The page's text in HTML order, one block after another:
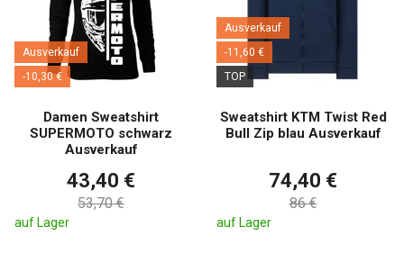
Ausverkauf
-10,30 €
Damen Sweatshirt
SUPERMOTO schwarz
Ausverkauf
43,40 €
53,70 €
auf Lager
Ausverkauf
-11,60 €
TOP
Sweatshirt KTM Twist Red
Bull Zip blau Ausverkauf
74,40 €
86 €
auf Lager